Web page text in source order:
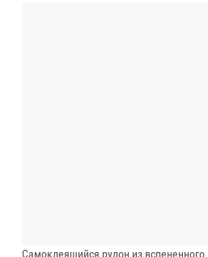
Самоклеящийся рулон из вспененного